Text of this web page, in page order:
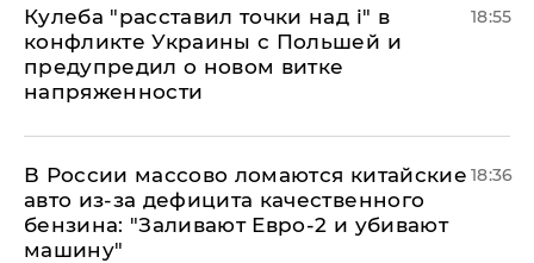
Кулеба "расставил точки над і" в
конфликте Украины с Польшей и
предупредил о новом витке
напряженности
18:55
В России массово ломаются китайские
авто из-за дефицита качественного
бензина: "Заливают Евро-2 и убивают
машину"
18:36